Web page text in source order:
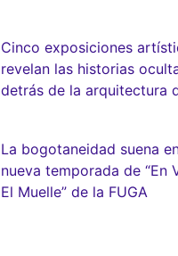
Cinco exposiciones
revelan las historias
detrás de la arquitectura
La bogotaneidad suena
nueva temporada de “En
El Muelle” de la FUGA